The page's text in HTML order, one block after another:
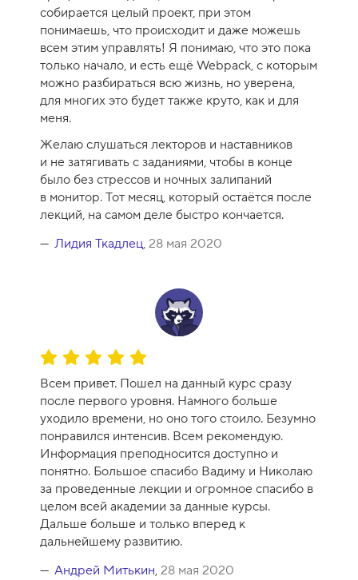
1
0
собирается целый проект, при этом
понимаешь, что происходит и даже можешь
всем этим управлять! Я понимаю, что это пока
только начало, и есть ещё Webpack, с которым
можно разбираться всю жизнь, но уверена,
для многих это будет также круто, как и для
меня.
Желаю слушаться лекторов и наставников
и не затягивать с заданиями, чтобы в конце
было без стрессов и ночных залипаний
в монитор. Тот месяц, который остаётся после
лекций, на самом деле быстро кончается.
Лидия Ткадлец, 28 мая 2020
О
е
н
к
а
к
у
р
с
а
-
1
Всем привет. Пошел на данный курс сразу
после первого уровня. Намного больше
уходило времени, но оно того стоило. Безумно
понравился интенсив. Всем рекомендую.
Информация преподносится доступно и
понятно. Большое спасибо Вадиму и Николаю
за проведенные лекции и огромное спасибо в
целом всей академии за данные курсы.
Дальше больше и только вперед к
дальнейшему развитию.
Андрей Митькин, 28 мая 2020